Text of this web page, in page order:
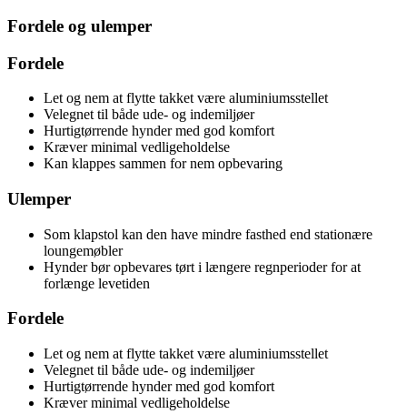
Fordele og ulemper
Fordele
Let og nem at flytte takket være aluminiumsstellet
Velegnet til både ude- og indemiljøer
Hurtigtørrende hynder med god komfort
Kræver minimal vedligeholdelse
Kan klappes sammen for nem opbevaring
Ulemper
Som klapstol kan den have mindre fasthed end stationære
loungemøbler
Hynder bør opbevares tørt i længere regnperioder for at
forlænge levetiden
Fordele
Let og nem at flytte takket være aluminiumsstellet
Velegnet til både ude- og indemiljøer
Hurtigtørrende hynder med god komfort
Kræver minimal vedligeholdelse